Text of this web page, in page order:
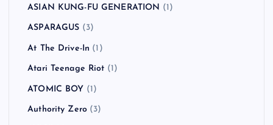
ASIAN KUNG-FU GENERATION (1)
ASPARAGUS (3)
At The Drive-In (1)
Atari Teenage Riot (1)
ATOMIC BOY (1)
Authority Zero (3)